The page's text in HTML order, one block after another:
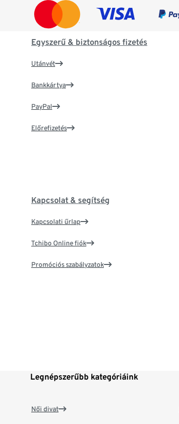
Egyszerű & biztonságos fizetés
Utánvét
Bankkártya
PayPal
Előrefizetés
Kapcsolat & segítség
Kapcsolati űrlap
Tchibo Online fiók
Promóciós szabályzatok
Legnépszerűbb kategóriáink
Női divat